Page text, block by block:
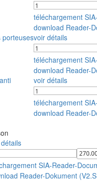
téléchargement
download Reader-
porteusesvoir détails
téléchargement
download Reader-
voir détails
téléchargement
download Reader-
SIA-Reader-
Reader-Dokument